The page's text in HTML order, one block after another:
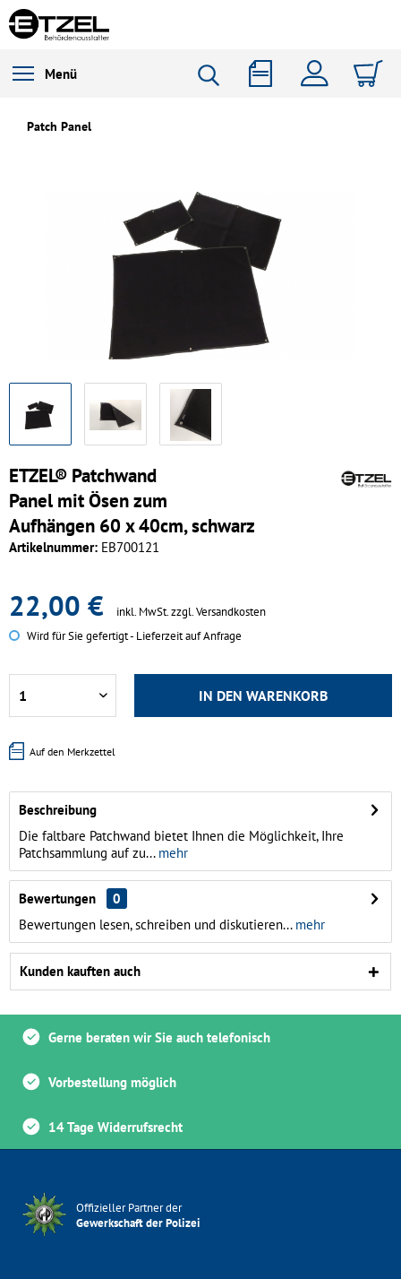
Menü
Patch Panel
ETZEL® Patchwand
Panel mit Ösen zum
Aufhängen 60 x 40cm, schwarz
Artikelnummer: EB700121
22,00 € inkl. MwSt.zzgl. Versandkosten
Wird für Sie gefertigt - Lieferzeit auf Anfrage
IN DEN WARENKORB
Auf den Merkzettel
Beschreibung
Die faltbare Patchwand bietet Ihnen die Möglichkeit, Ihre
Patchsammlung auf zu...mehr
Bewertungen
0
Bewertungen lesen, schreiben und diskutieren...mehr
Kunden kauften auch
Gerne beraten wir Sie auch telefonisch
Vorbestellung möglich
14 Tage Widerrufsrecht
Offizieller Partner der
Gewerkschaft der Polizei